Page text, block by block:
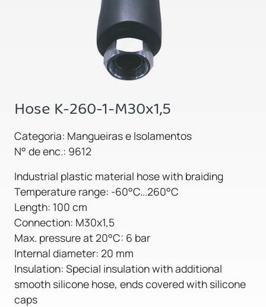
Hose K-260-1-M30x1,5
Categoria: Mangueiras e Isolamentos
N° de enc.: 9612
Industrial plastic material hose with braiding
Temperature range: -60°C...260°C
Length: 100 cm
Connection: M30x1,5
Max. pressure at 20°C: 6 bar
Internal diameter: 20 mm
Insulation: Special insulation with additional
smooth silicone hose, ends covered with silicone
caps